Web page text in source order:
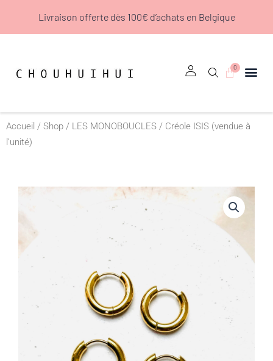
Livraison offerte dès 100€ d’achats en Belgique
0
Panier
Accueil / Shop / LES MONOBOUCLES / Créole ISIS (vendue à
l’unité)